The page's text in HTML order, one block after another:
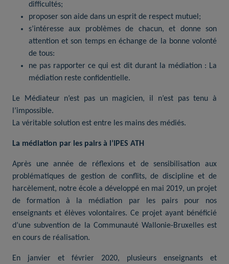
difficultés;
proposer son aide dans un esprit de respect mutuel;
s’intéresse aux problèmes de chacun, et donne son
attention et son temps en échange de la bonne volonté
de tous:
ne pas rapporter ce qui est dit durant la médiation : La
médiation reste confidentielle.
Le Médiateur n’est pas un magicien, il n’est pas tenu à
l’impossible.
La véritable solution est entre les mains des médiés.
La médiation par les pairs à l’IPES ATH
Après une année de réflexions et de sensibilisation aux
problématiques de gestion de conflits, de discipline et de
harcèlement, notre école a développé en mai 2019, un projet
de formation à la médiation par les pairs pour nos
enseignants et élèves volontaires. Ce projet ayant bénéficié
d’une subvention de la Communauté Wallonie-Bruxelles est
en cours de réalisation.
En janvier et février 2020, plusieurs enseignants et